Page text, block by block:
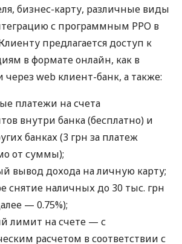
бизнес-карту, различные виды
с программным РРО в
предлагается доступ к
в формате онлайн, как в
через web клиент-банк, а также:
платежи на счета
внутри банка (бесплатно) и
банках (3 грн за платеж
от суммы);
вывод дохода на личную карту;
снятие наличных до 30 тыс. грн
— 0.75%);
лимит на счете — с
расчетом в соответствии с